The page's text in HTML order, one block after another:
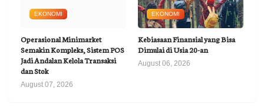
EKONOMI
Operasional Minimarket
Semakin Kompleks, Sistem POS
Jadi Andalan Kelola Transaksi
dan Stok
August 07, 2026
EKONOMI
Kebiasaan Finansial yang Bisa
Dimulai di Usia 20-an
August 06, 2026